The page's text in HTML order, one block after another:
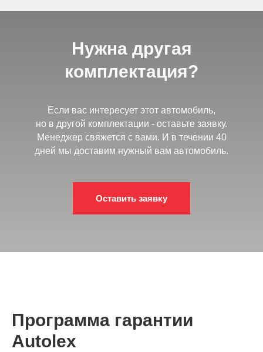
Если вас интересует этот автомобиль,
но в другой комплектации - оставьте заявку.
Менеджер свяжется с вами. И в течении 40
дней мы доставим нужный вам автомобиль.
Нужна другая
комплектация?
Оставить заявку
Программа гарантии
Autolex